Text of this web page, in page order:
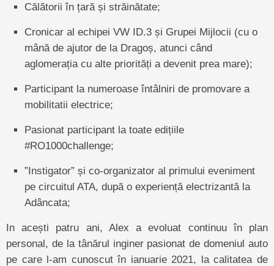
Călătorii în țară și străinătate;
Cronicar al echipei VW ID.3 și Grupei Mijlocii (cu o
mână de ajutor de la Dragoș, atunci când
aglomerația cu alte priorități a devenit prea mare);
Participant la numeroase întâlniri de promovare a
mobilitatii electrice;
Pasionat participant la toate edițiile
#RO1000challenge;
”Instigator” și co-organizator al primului eveniment
pe circuitul ATA, după o experiență electrizantă la
Adâncata;
In acești patru ani, Alex a evoluat continuu în plan
personal, de la tânărul inginer pasionat de domeniul auto
pe care l-am cunoscut în ianuarie 2021, la calitatea de